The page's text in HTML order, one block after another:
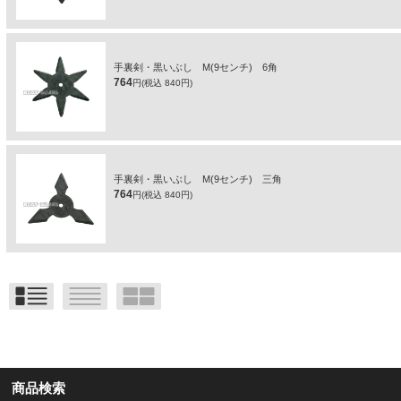
手裏剣・黒いぶし M(9センチ) 6角
764円(税込 840円)
手裏剣・黒いぶし M(9センチ) 三角
764円(税込 840円)
商品検索